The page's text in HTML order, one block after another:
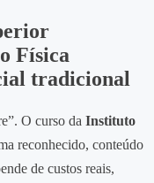
Física
tradicional
O curso da Instituto
reconhecido, conteúdo
de custos reais,